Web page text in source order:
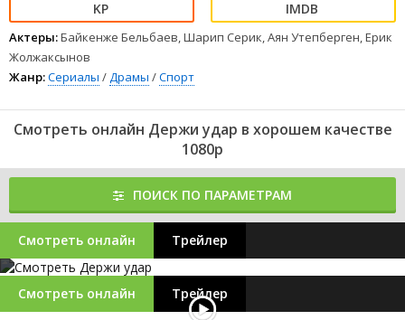
Актеры:Байкенже Бельбаев, Шарип Серик, Аян Утепберген, Ерик
Жолжаксынов
Жанр:Сериалы /Драмы /Спорт
Смотреть онлайн Держи удар в хорошем качестве
1080p
ПОИСК ПО ПАРАМЕТРАМ
Смотреть онлайн Трейлер
Смотреть онлайн Трейлер